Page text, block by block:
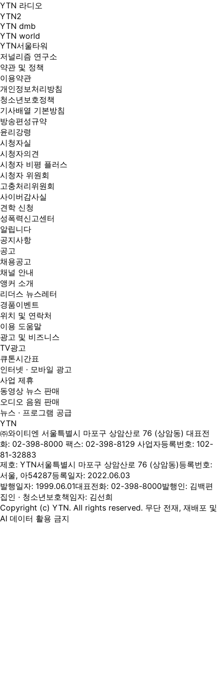
YTN 라디오
YTN2
YTN dmb
YTN world
YTN서울타워
저널리즘 연구소
약관 및 정책
이용약관
개인정보처리방침
청소년보호정책
기사배열 기본방침
방송편성규약
윤리강령
시청자실
시청자의견
시청자 비평 플러스
시청자 위원회
고충처리위원회
사이버감사실
견학 신청
성폭력신고센터
알립니다
공지사항
공고
채용공고
채널 안내
앵커 소개
리더스 뉴스레터
경품이벤트
위치 및 연락처
이용 도움말
광고 및 비즈니스
TV광고
큐톤시간표
인터넷 · 모바일 광고
사업 제휴
동영상 뉴스 판매
오디오 음원 판매
뉴스 · 프로그램 공급
YTN
㈜와이티엔 서울특별시 마포구 상암산로 76 (상암동) 대표전
화: 02-398-8000 팩스: 02-398-8129 사업자등록번호: 102-
81-32883
제호: YTN서울특별시 마포구 상암산로 76 (상암동)등록번호:
서울, 아54287등록일자: 2022.06.03
발행일자: 1999.06.01대표전화: 02-398-8000발행인: 김백편
집인 · 청소년보호책임자: 김선희
Copyright (c) YTN. All rights reserved. 무단 전재, 재배포 및
AI 데이터 활용 금지